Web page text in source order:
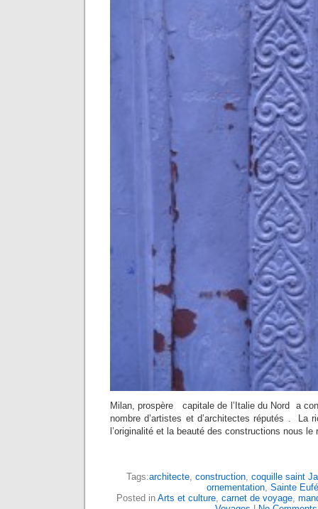
Milan, prospère capitale de l’Italie du Nord a
nombre d’artistes et d’architectes réputés . La
l’originalité et la beauté des constructions nous
Tags:architecte, construction, coquille saint
ornementation, Sainte
Posted in Arts et culture, carnet de voyage,